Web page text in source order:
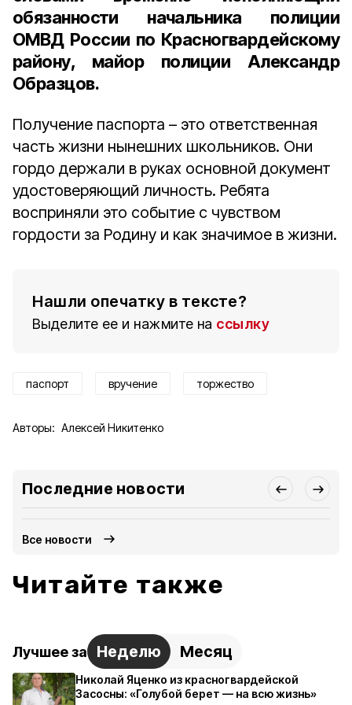
обязанности начальника полиции
ОМВД России по Красногвардейскому
району, майор полиции Александр
Образцов.
Получение паспорта – это ответственная
часть жизни нынешних школьников. Они
гордо держали в руках основной документ
удостоверяющий личность. Ребята
восприняли это событие с чувством
гордости за Родину и как значимое в жизни.
Нашли опечатку в тексте?
Выделите ее и нажмите на ссылку
паспорт вручение торжество
Авторы: Алексей Никитенко
Последние новости
Все новости
Читайте также
Лучшее за Неделю Месяц
Николай Яценко из красногвардейской
Засосны: «Голубой берет — на всю жизнь»